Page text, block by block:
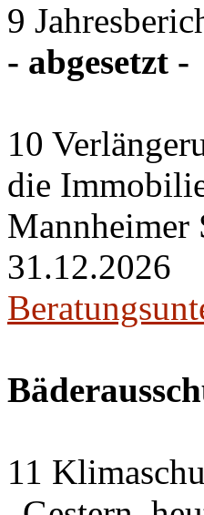
9
- abgesetzt -
10
die
Mannheimer
31.12.2026
11